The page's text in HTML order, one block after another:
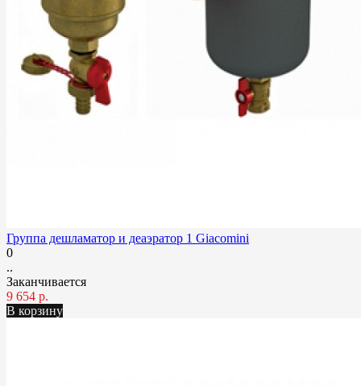
Группа дешламатор и деаэратор 1 Giacomini
0
..
Заканчивается
9 654 р.
В корзину